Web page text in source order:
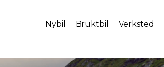
Nybil Bruktbil Verksted